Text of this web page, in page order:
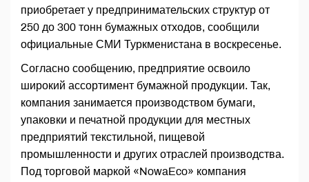
приобретает у предпринимательских структур от
250 до 300 тонн бумажных отходов, сообщили
официальные СМИ Туркменистана в воскресенье.
Согласно сообщению, предприятие освоило
широкий ассортимент бумажной продукции. Так,
компания занимается производством бумаги,
упаковки и печатной продукции для местных
предприятий текстильной, пищевой
промышленности и других отраслей производства.
Под торговой маркой «NowaEco» компания